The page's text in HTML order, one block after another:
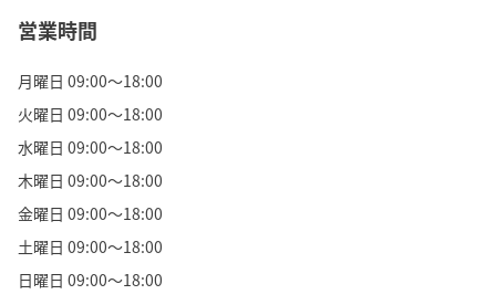
営業時間
月曜日 09:00～18:00
火曜日 09:00～18:00
水曜日 09:00～18:00
木曜日 09:00～18:00
金曜日 09:00～18:00
土曜日 09:00～18:00
日曜日 09:00～18:00